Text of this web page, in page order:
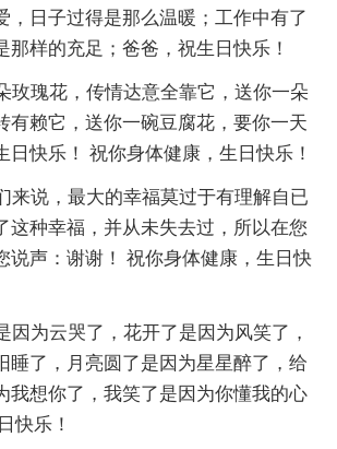
，日子过得是那么温暖；工作中有了
那样的充足；爸爸，祝生日快乐！
玫瑰花，传情达意全靠它，送你一朵
有赖它，送你一碗豆腐花，要你一天
日快乐！ 祝你身体健康，生日快乐！
来说，最大的幸福莫过于有理解自已
这种幸福，并从未失去过，所以在您
说声：谢谢！ 祝你身体健康，生日快
因为云哭了，花开了是因为风笑了，
睡了，月亮圆了是因为星星醉了，给
我想你了，我笑了是因为你懂我的心
快乐！